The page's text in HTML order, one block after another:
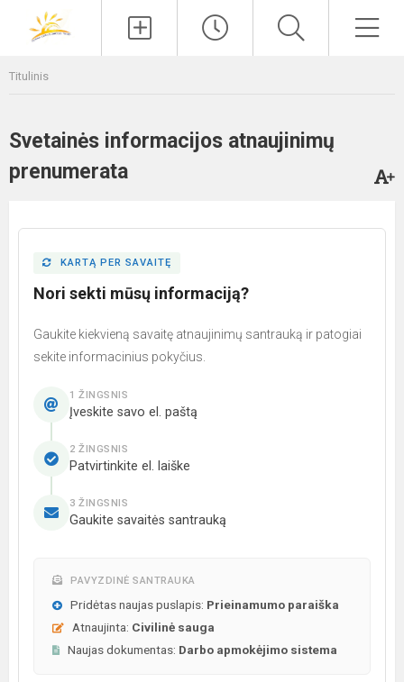
Titulinis
Svetainės informacijos atnaujinimų
prenumerata
KARTĄ PER SAVAITĘ
Nori sekti mūsų informaciją?
Gaukite kiekvieną savaitę atnaujinimų santrauką ir patogiai
sekite informacinius pokyčius.
1 ŽINGSNIS
Įveskite savo el. paštą
2 ŽINGSNIS
Patvirtinkite el. laiške
3 ŽINGSNIS
Gaukite savaitės santrauką
PAVYZDINĖ SANTRAUKA
Pridėtas naujas puslapis: Prieinamumo paraiška
Atnaujinta: Civilinė sauga
Naujas dokumentas: Darbo apmokėjimo sistema